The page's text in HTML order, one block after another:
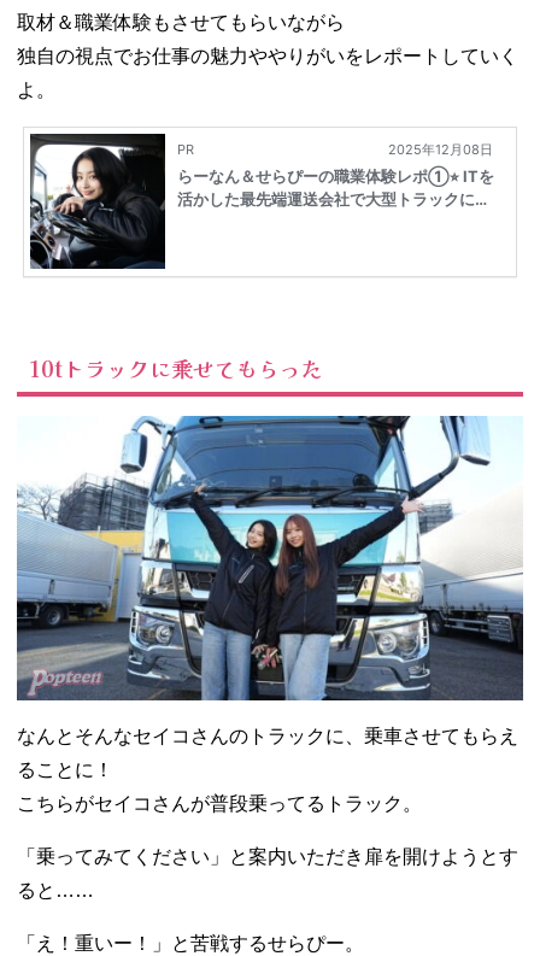
取材＆職業体験もさせてもらいながら
独自の視点でお仕事の魅力ややりがいをレポートしていく
よ。
10tトラックに乗せてもらった
なんとそんなセイコさんのトラックに、乗車させてもらえ
ることに！
こちらがセイコさんが普段乗ってるトラック。
「乗ってみてください」と案内いただき扉を開けようとす
ると……
「え！重いー！」と苦戦するせらぴー。